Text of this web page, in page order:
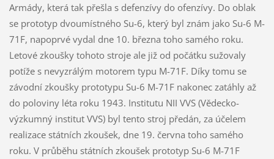
Armády, která tak přešla s defenzívy do ofenzívy. Do oblak
se prototyp dvoumístného Su-6, který byl znám jako Su-6 M-
71F, napoprvé vydal dne 10. března toho samého roku.
Letové zkoušky tohoto stroje ale již od počátku sužovaly
potíže s nevyzrálým motorem typu M-71F. Díky tomu se
závodní zkoušky prototypu Su-6 M-71F nakonec zatáhly až
do poloviny léta roku 1943. Institutu NII VVS (Vědecko-
výzkumný institut VVS) byl tento stroj předán, za účelem
realizace státních zkoušek, dne 19. června toho samého
roku. V průběhu státních zkoušek prototyp Su-6 M-71F